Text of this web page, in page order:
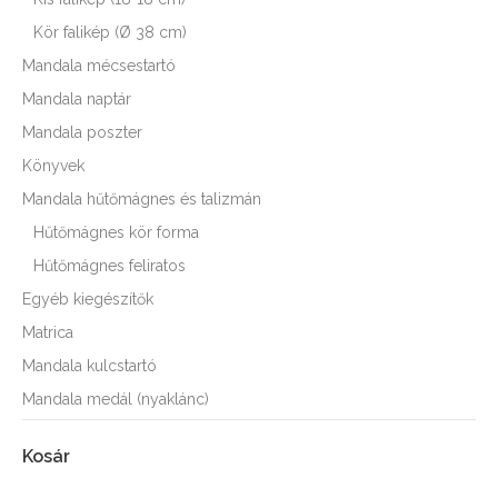
Kör falikép (Ø 38 cm)
Mandala mécsestartó
Mandala naptár
Mandala poszter
Könyvek
Mandala hűtőmágnes és talizmán
Hűtőmágnes kör forma
Hűtőmágnes feliratos
Egyéb kiegészítők
Matrica
Mandala kulcstartó
Mandala medál (nyaklánc)
Kosár